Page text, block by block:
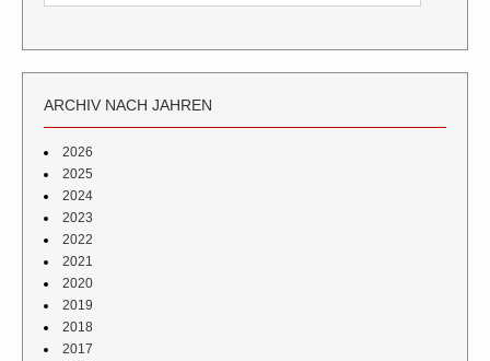
ARCHIV NACH JAHREN
2026
2025
2024
2023
2022
2021
2020
2019
2018
2017